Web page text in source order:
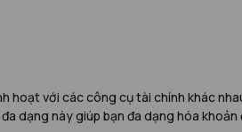
hoạt với các công cụ tài chính khác
dạng này giúp bạn đa dạng hóa